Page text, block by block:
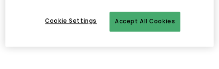
Accept All Cookies
Cookie Settings